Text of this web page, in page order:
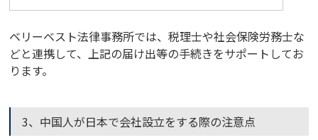
ベリーベスト法律事務所では、税理士や社会保険労務士な
どと連携して、上記の届け出等の手続きをサポートしてお
ります。
3、中国人が日本で会社設立をする際の注意点